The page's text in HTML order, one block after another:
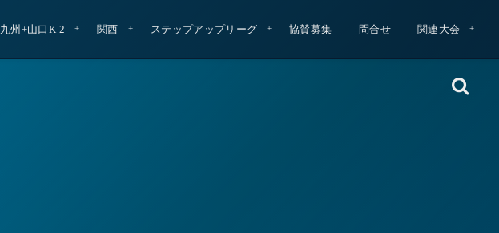
九州+山口K-2 関西 ステップアップリーグ 協賛募集 問合せ 関連大会